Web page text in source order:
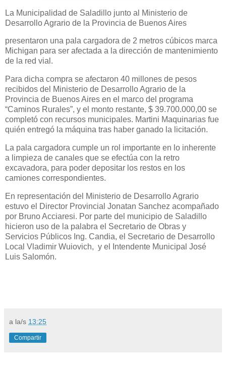
La Municipalidad de Saladillo junto al Ministerio de
Desarrollo Agrario de la Provincia de Buenos Aires
presentaron una pala cargadora de 2 metros cúbicos marca
Michigan para ser afectada a la dirección de mantenimiento
de la red vial.
Para dicha compra se afectaron 40 millones de pesos
recibidos del Ministerio de Desarrollo Agrario de la
Provincia de Buenos Aires en el marco del programa
“Caminos Rurales”, y el monto restante, $ 39.700.000,00 se
completó con recursos municipales. Martini Maquinarias fue
quién entregó la máquina tras haber ganado la licitación.
La pala cargadora cumple un rol importante en lo inherente
a limpieza de canales que se efectúa con la retro
excavadora, para poder depositar los restos en los
camiones correspondientes.
En representación del Ministerio de Desarrollo Agrario
estuvo el Director Provincial Jonatan Sanchez acompañado
por Bruno Acciaresi. Por parte del municipio de Saladillo
hicieron uso de la palabra el Secretario de Obras y
Servicios Públicos Ing. Candia, el Secretario de Desarrollo
Local Vladimir Wuiovich, y el Intendente Municipal José
Luis Salomón.
a la/s 13:25
Compartir